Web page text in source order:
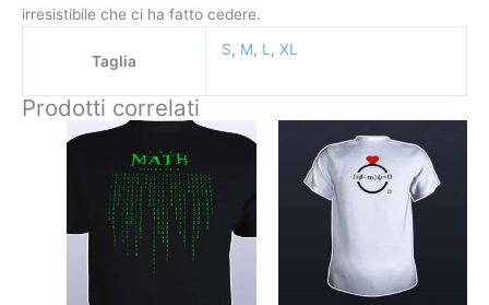
irresistibile che ci ha fatto cedere.
Taglia
S, M, L , XL
Prodotti correlati
Questo
prodotto
ha
più
varianti.
Le
opzioni
possono
prodotto
ha
più
varianti.
Le
opzioni